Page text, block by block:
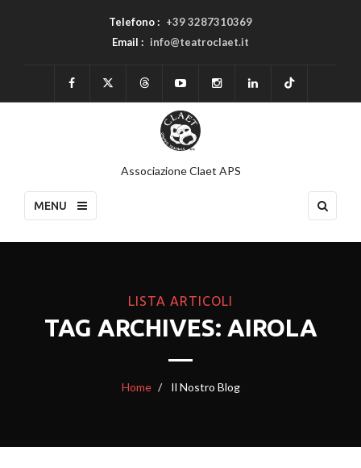
Telefono : +39 3287310369
Email : info@teatroclaet.it
Associazione Claet APS
MENU
LISTA ARTICOLI
TAG ARCHIVES: AIROLA
Home Il Nostro Blog